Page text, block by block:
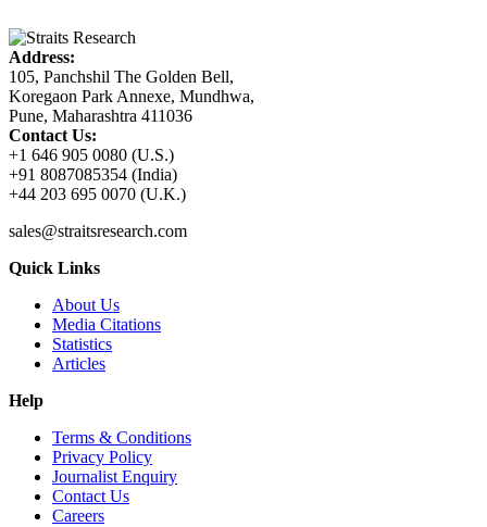
Address:
105, Panchshil The Golden Bell,
Koregaon Park Annexe, Mundhwa,
Pune, Maharashtra 411036
Contact Us:
+1 646 905 0080 (U.S.)
+91 8087085354 (India)
+44 203 695 0070 (U.K.)
sales@straitsresearch.com
Quick Links
About Us
Media Citations
Statistics
Articles
Help
Terms & Conditions
Privacy Policy
Journalist Enquiry
Contact Us
Careers